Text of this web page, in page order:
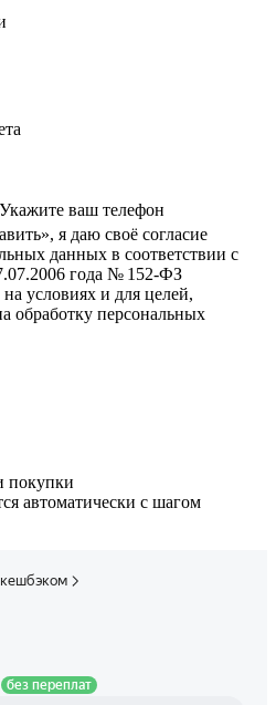
Укажите ваш телефон
я даю своё согласие
данных в соответствии с
года № 152-ФЗ
условиях и для целей,
обработку персональных
покупки
автоматически с шагом